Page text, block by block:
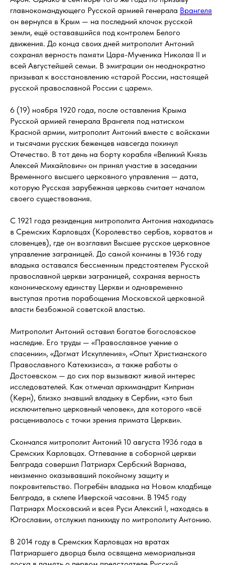
главнокомандующего Русской армией генерала Врангеля
он вернулся в Крым — на последний клочок русской
земли, ещё остававшийся под контролем Белого
движения. До конца своих дней митрополит Антоний
сохранял верность памяти Царя-Мученика Николая II и
всей Августейшей семьи. В эмиграции он неоднократно
призывал к восстановлению «старой России, настоящей
русской православной России с царем».
6 (19) ноября 1920 года, после оставления Крыма
Русской армией генерала Врангеля под натиском
Красной армии, митрополит Антоний вместе с войсками
и тысячами русских беженцев навсегда покинул
Отечество. В тот день на борту корабля «Великий Князь
Алексей Михайлович» он принял участие в заседании
Временного высшего церковного управления — дата,
которую Русская зарубежная церковь считает началом
своего существования.
С 1921 года резиденция митрополита Антония находилась
в Сремских Карловцах (Королевство сербов, хорватов и
словенцев), где он возглавил Высшее русское церковное
управление заграницей. До самой кончины в 1936 году
владыка оставался бессменным предстоятелем Русской
православной церкви заграницей, сохраняя верность
каноническому единству Церкви и одновременно
выступая против порабощения Московской церковной
власти безбожной советской властью.
Митрополит Антоний оставил богатое богословское
наследие. Его труды — «Православное учение о
спасении», «Догмат Искупления», «Опыт Христианского
Православного Катехизиса», а также работы о
Достоевском — до сих пор вызывают живой интерес
исследователей. Как отмечал архимандрит Киприан
(Керн), близко знавший владыку в Сербии, «это был
исключительно церковный человек», для которого «всё
расценивалось с точки зрения примата Церкви».
Скончался митрополит Антоний 10 августа 1936 года в
Сремских Карловцах. Отпевание в соборной церкви
Белграда совершил Патриарх Сербский Варнава,
неизменно оказывавший покойному защиту и
покровительство. Погребён владыка на Новом кладбище
Белграда, в склепе Иверской часовни. В 1945 году
Патриарх Московский и всея Руси Алексий I, находясь в
Югославии, отслужил панихиду по митрополиту Антонию.
В 2014 году в Сремских Карловцах на вратах
Патриаршего дворца была освящена мемориальная